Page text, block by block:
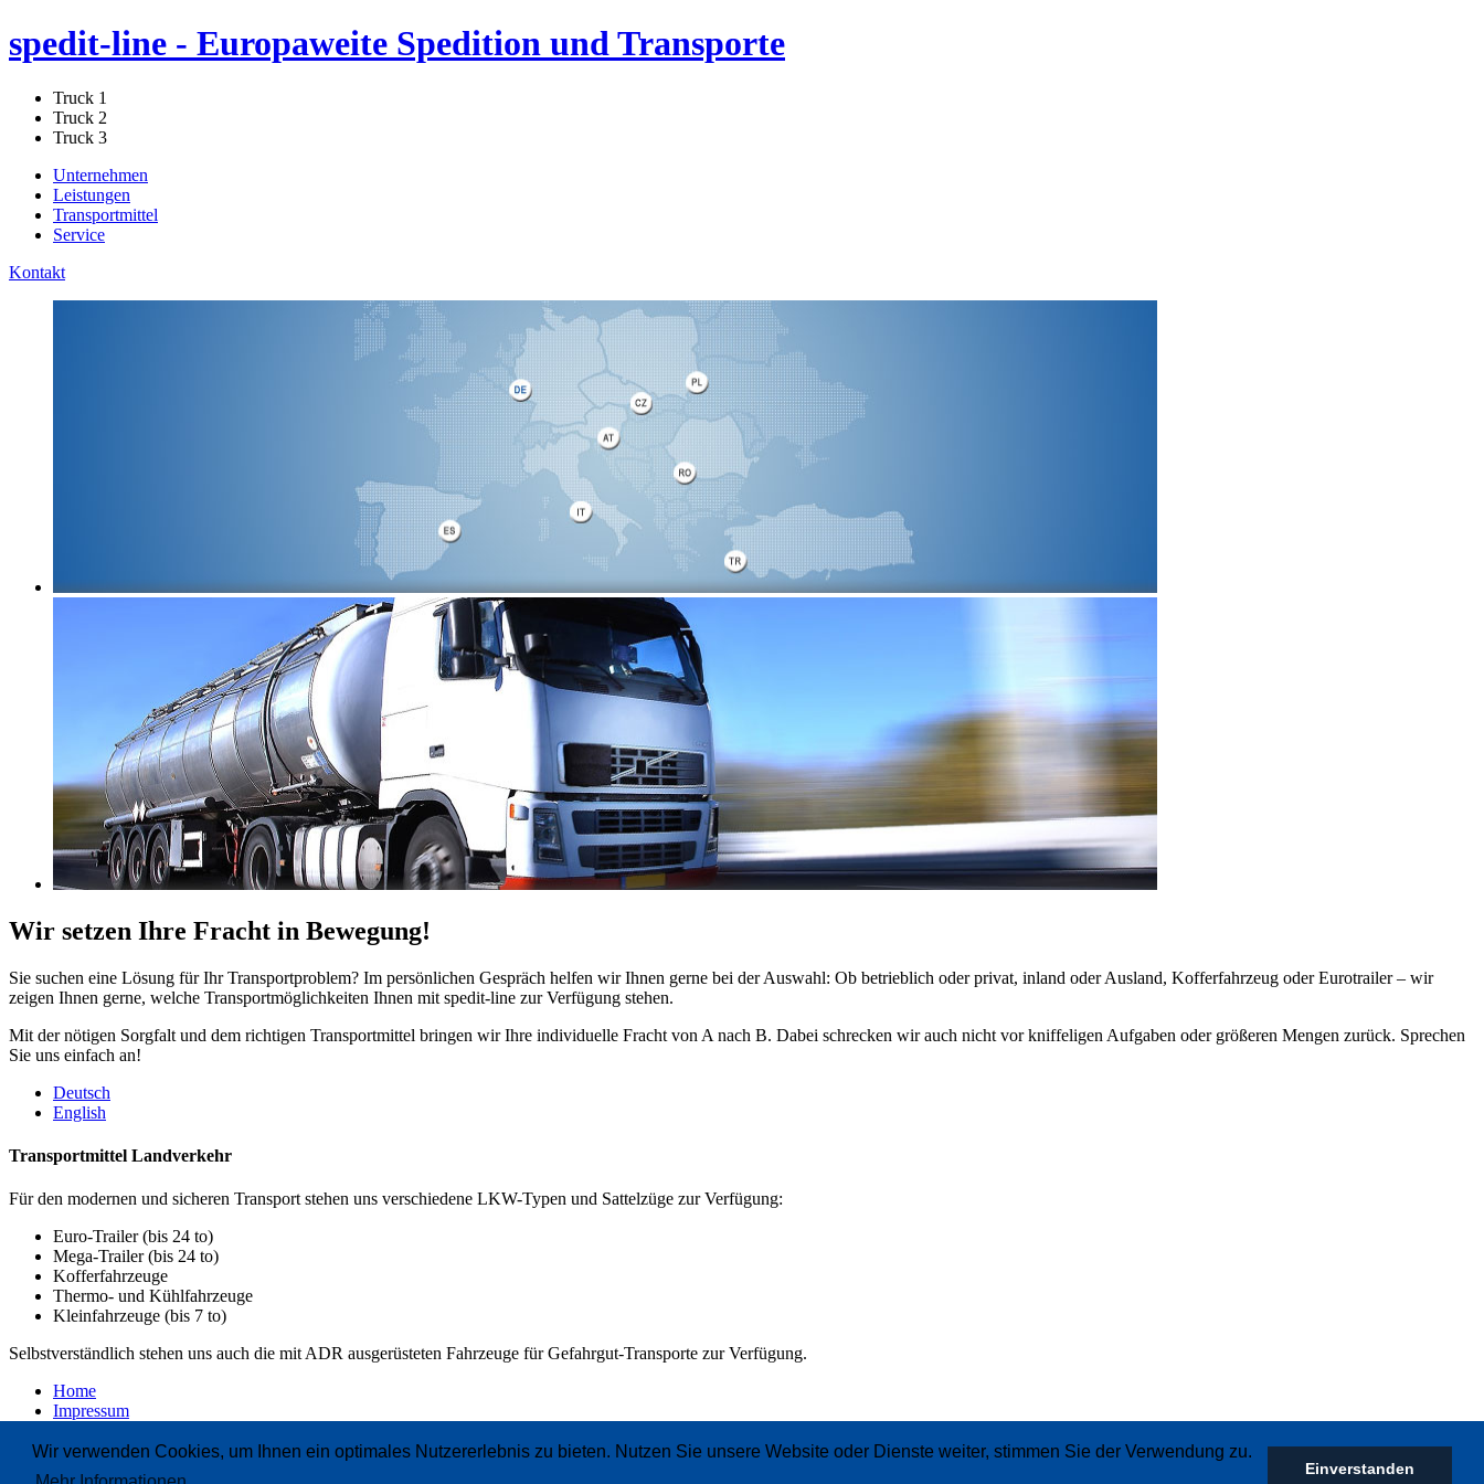
Wir verwenden Cookies, um Ihnen ein optimales Nutzererlebnis zu bieten. Nutzen Sie unsere Website oder Dienste weiter, stimmen Sie der Verwendung zu.
Einverstanden
spedit-line - Europaweite Spedition und Transporte
Truck 1
Truck 2
Truck 3
Unternehmen
Leistungen
Transportmittel
Service
Kontakt
Wir setzen Ihre Fracht in Bewegung!
Sie suchen eine Lösung für Ihr Transportproblem? Im persönlichen Gespräch helfen wir Ihnen gerne bei der Auswahl: Ob betrieblich oder privat, inland oder Ausland, Kofferfahrzeug oder Eurotrailer – wir
zeigen Ihnen gerne, welche Transportmöglichkeiten Ihnen mit spedit-line zur Verfügung stehen.
Mit der nötigen Sorgfalt und dem richtigen Transportmittel bringen wir Ihre individuelle Fracht von A nach B. Dabei schrecken wir auch nicht vor kniffeligen Aufgaben oder größeren Mengen zurück. Sprechen
Sie uns einfach an!
Deutsch
English
Transportmittel Landverkehr
Für den modernen und sicheren Transport stehen uns verschiedene LKW-Typen und Sattelzüge zur Verfügung:
Euro-Trailer (bis 24 to)
Mega-Trailer (bis 24 to)
Kofferfahrzeuge
Thermo- und Kühlfahrzeuge
Kleinfahrzeuge (bis 7 to)
Selbstverständlich stehen uns auch die mit ADR ausgerüsteten Fahrzeuge für Gefahrgut-Transporte zur Verfügung.
Home
Impressum
AGB.pdf(228 K bytes)